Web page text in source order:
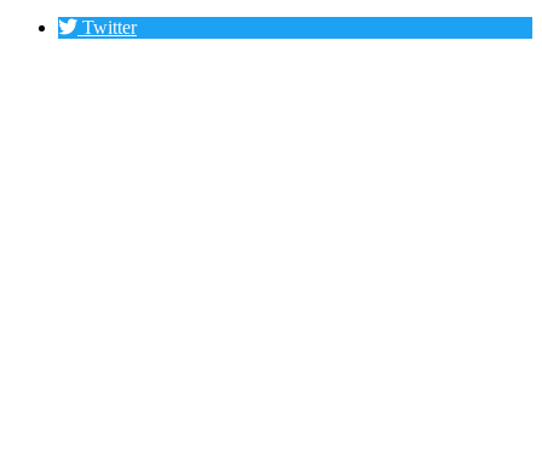
Twitter